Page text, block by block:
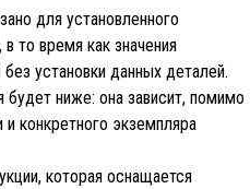
для установленного
то время как значения
установки данных деталей.
ниже: она зависит, помимо
и конкретного экземпляра
которая оснащается